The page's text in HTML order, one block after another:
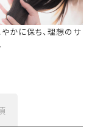
かに保ち、理想のサ